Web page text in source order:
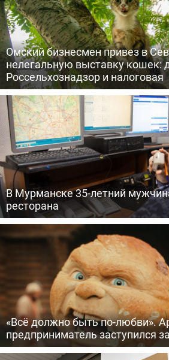
Омский бизнесмен привез в
нелегальную выставку кошек:
Россельхознадзор и налоговая
В Мурманске 35-летний
ресторана
«Всё должно быть по-любви».
предприниматель заступился